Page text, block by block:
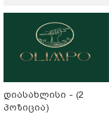
დიასახლისი - (2
პოზიცია)